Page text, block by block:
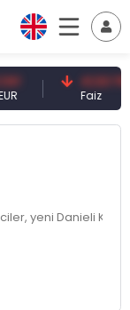
41,53 TRY
yeni Danieli K-